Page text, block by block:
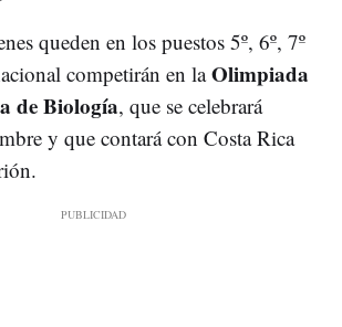
queden en los puestos 5º, 6º, 7º
competirán en laOlimpiada
de Biología, que se celebrará
y que contará con Costa Rica